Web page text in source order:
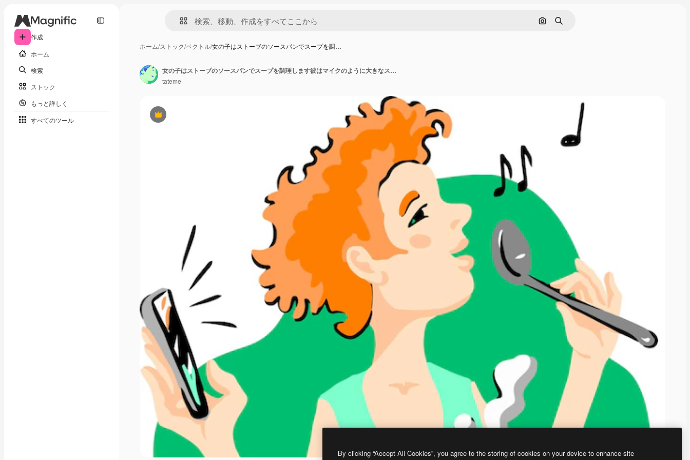
作成
ホーム
検索
ストック
もっと詳しく
すべてのツール
画像で検索
検索
ホーム/ストック/ベクトル/女の子はストーブのソースパンでスープを調…
Premium
女の子はストーブのソースパンでスープを調理します彼はマイクのように大きなスプーンに沿って歌い、手に電話を持っています
tateme
By clicking “Accept All Cookies”, you agree to the storing of cookies on your device to enhance site